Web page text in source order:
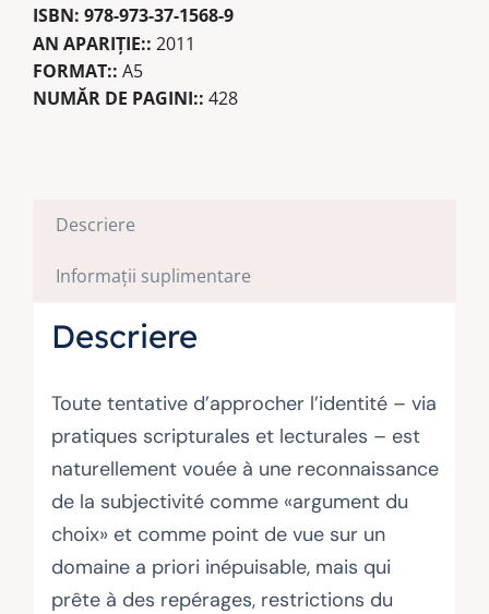
ISBN: 978-973-37-1568-9
AN APARIŢIE:: 2011
FORMAT:: A5
NUMĂR DE PAGINI:: 428
Descriere
Informații suplimentare
Descriere
Toute tentative d’approcher l’identité – via
pratiques scripturales et lecturales – est
naturellement vouée à une reconnaissance
de la subjectivité comme «argument du
choix» et comme point de vue sur un
domaine a priori inépuisable, mais qui
prête à des repérages, restrictions du